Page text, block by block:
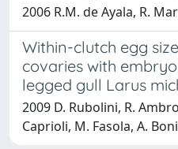
2006 R.M. de Ayala, R.
Within-clutch egg
covaries with
legged gull Larus
2009 D. Rubolini, R.
Caprioli, M. Fasola, A.